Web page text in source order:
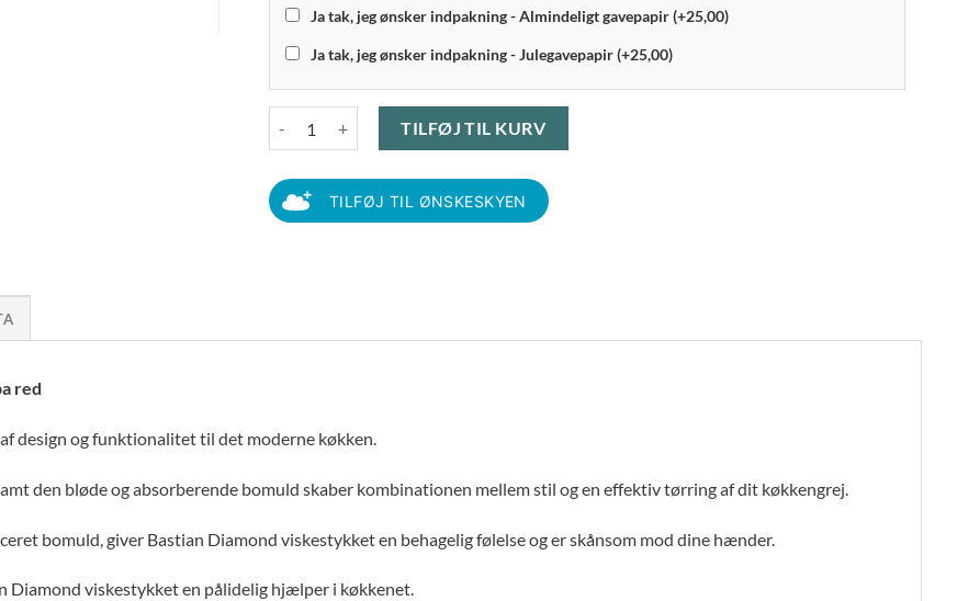
Ja tak, jeg ønsker indpakning - Almindeligt gavepapir (+25,00)
Ja tak, jeg ønsker indpakning - Julegavepapir (+25,00)
TILFØJ TIL KURV
TILFØJ TIL ØNSKESKYEN
red
design og funktionalitet til det moderne køkken.
den bløde og absorberende bomuld skaber kombinationen mellem stil og en effektiv tørring af dit køkkengrej.
bomuld, giver Bastian Diamond viskestykket en behagelig følelse og er skånsom mod dine hænder.
Diamond viskestykket en pålidelig hjælper i køkkenet.